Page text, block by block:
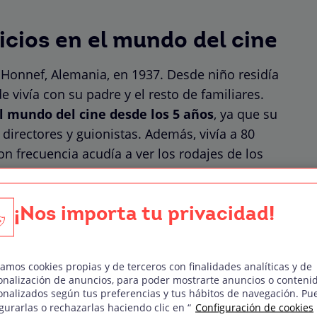
en el mundo del cine
Alemania, en 1937. Desde niño residía
vivía con su padre y el resto de familiares.
del cine desde los 5 años, ya que su
y guionistas. Además, vivía a 80
frecuencia acudía a ver los rodajes de los
de su primera película
Mancha.”
¡Nos importa tu privacidad!
cookies propias y de terceros con finalidades analíticas y de
de anuncios, para poder mostrarte anuncios o
según tus preferencias y tus hábitos de navegación.
o rechazarlas haciendo clic en “ Configuración de cookies